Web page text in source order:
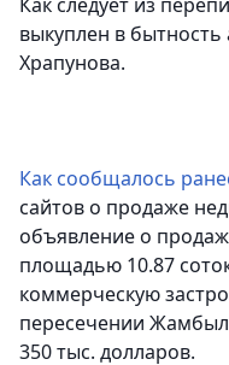
выкуплен в
Храпунова.
Как сообщалось
сайтов о продаже
объявление о
площадью 10.87
коммерческую
пересечении
350 тыс. долларов.